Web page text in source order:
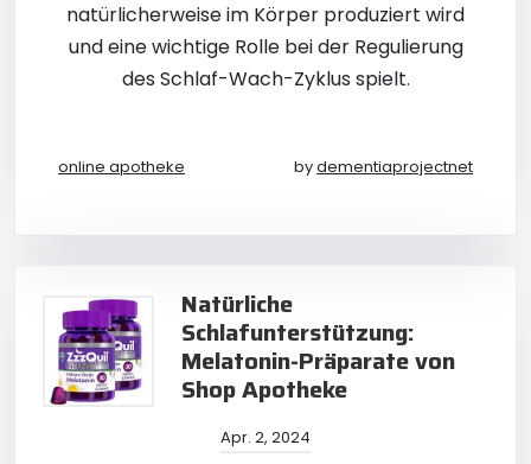
natürlicherweise im Körper produziert wird
und eine wichtige Rolle bei der Regulierung
des Schlaf-Wach-Zyklus spielt.
online apotheke bydementiaprojectnet
Natürliche
Schlafunterstützung:
Melatonin-Präparate von
Shop Apotheke
Apr. 2, 2024